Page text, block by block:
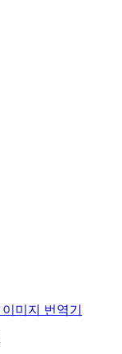
미지 번역기